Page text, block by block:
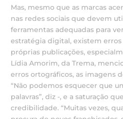
Mas, mesmo que as marcas
nas redes sociais que devem
ferramentas adequadas para
estratégia digital, existem
próprias publicações,
Lídia Amorim, da Trema,
erros ortográficos, as imagens
“Não podemos esquecer que
palavras”, diz -, e a saturação
credibilidade. “Muitas vezes,